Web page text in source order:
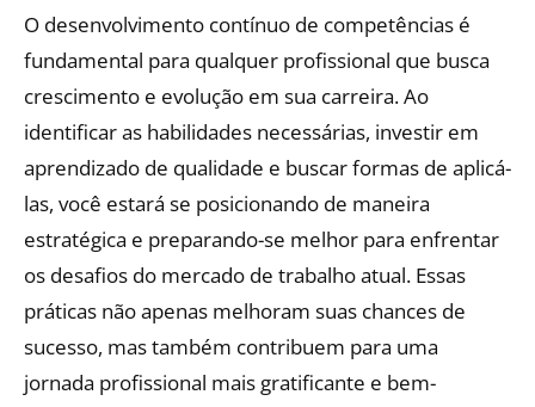
O desenvolvimento contínuo de competências é
fundamental para qualquer profissional que busca
crescimento e evolução em sua carreira. Ao
identificar as habilidades necessárias, investir em
aprendizado de qualidade e buscar formas de aplicá-
las, você estará se posicionando de maneira
estratégica e preparando-se melhor para enfrentar
os desafios do mercado de trabalho atual. Essas
práticas não apenas melhoram suas chances de
sucesso, mas também contribuem para uma
jornada profissional mais gratificante e bem-